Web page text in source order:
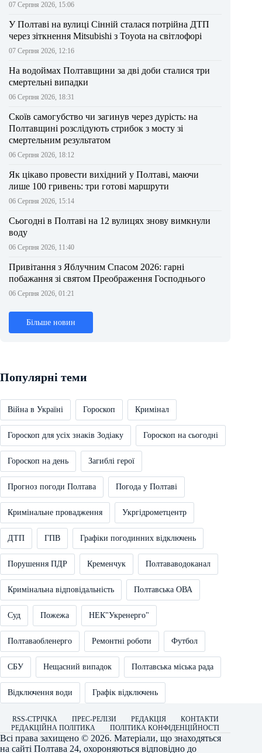
07 Серпня 2026, 15:06
У Полтаві на вулиці Сінній сталася потрійна ДТП
через зіткнення Mitsubishi з Toyota на світлофорі
07 Серпня 2026, 12:16
На водоймах Полтавщини за дві доби сталися три
смертельні випадки
06 Серпня 2026, 18:31
Скоїв самогубство чи загинув через дурість: на
Полтавщині розслідують стрибок з мосту зі
смертельним результатом
06 Серпня 2026, 18:12
Як цікаво провести вихідний у Полтаві, маючи
лише 100 гривень: три готові маршрути
06 Серпня 2026, 15:14
Сьогодні в Полтаві на 12 вулицях знову вимкнули
воду
06 Серпня 2026, 11:40
Привітання з Яблучним Спасом 2026: гарні
побажання зі святом Преображення Господнього
06 Серпня 2026, 01:21
Більше новин
Популярні теми
Війна в Україні Гороскоп Кримінал
Гороскоп для усіх знаків Зодіаку Гороскоп на сьогодні
Гороскоп на день Загиблі герої
Прогноз погоди Полтава Погода у Полтаві
Кримінальне провадження Укргідрометцентр
ДТП ГПВ Графіки погодинних відключень
Порушення ПДР Кременчук Полтававодоканал
Кримінальна відповідальність Полтавська ОВА
Суд Пожежа НЕК"Укренерго"
Полтаваобленерго Ремонтні роботи Футбол
СБУ Нещасний випадок Полтавська міська рада
Відключення води Графік відключень
RSS-СТРІЧКА ПРЕС-РЕЛІЗИ РЕДАКЦІЯ
КОНТАКТИ
РЕДАКЦІЙНА ПОЛІТИКА
ПОЛІТИКА КОНФІДЕНЦІЙНОСТІ
Всі права захищено © 2026. Матеріали, що знаходяться
на сайті Полтава 24, охороняються відповідно до